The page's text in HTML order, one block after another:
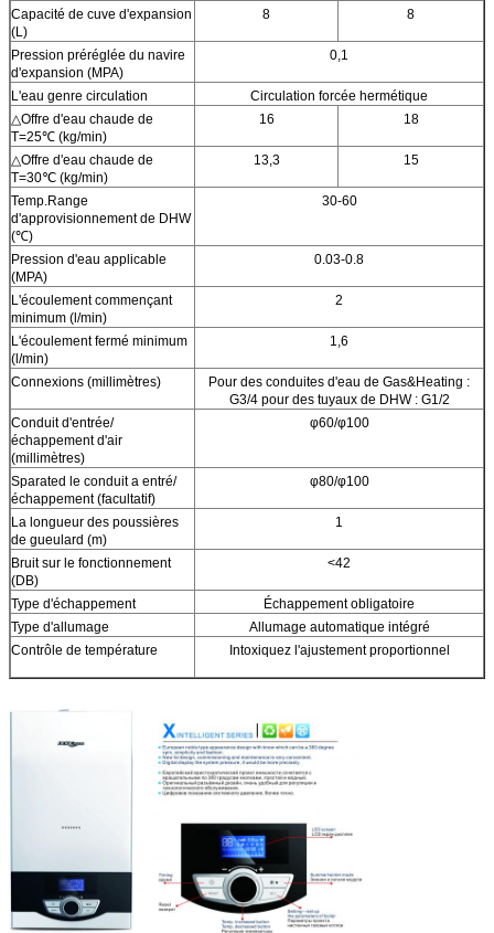
Capacité de cuve d'expansion
(L)
8 8
Pression préréglée du navire
d'expansion (MPA)
0,1
L'eau genre circulation
Circulation forcée hermétique
△Offre d'eau chaude de
T=25℃ (kg/min)
16 18
△Offre d'eau chaude de
T=30℃ (kg/min)
13,3 15
Temp.Range
d'approvisionnement de DHW
(℃)
30-60
Pression d'eau applicable
(MPA)
0.03-0.8
L'écoulement commençant
minimum (l/min)
2
L'écoulement fermé minimum
(l/min)
1,6
Connexions (millimètres)
Pour des conduites d'eau de Gas&Heating :
G3/4 pour des tuyaux de DHW : G1/2
Conduit d'entrée/
échappement d'air
(millimètres)
φ60/φ100
Sparated le conduit a entré/
échappement (facultatif)
φ80/φ100
La longueur des poussières
de gueulard (m)
1
Bruit sur le fonctionnement
(DB)
<42
Type d'échappement
Échappement obligatoire
Type d'allumage
Allumage automatique intégré
Contrôle de température
Intoxiquez l'ajustement proportionnel